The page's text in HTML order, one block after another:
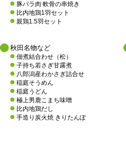
豚バラ肉 軟骨の串焼き
比内地鶏1羽セット
親鶏1.5羽セット
秋田名物など
佃煮結合わせ（松）
子持ち若さぎ甘露煮
八郎潟産わかさぎ詰合せ
稲庭そうめん
稲庭うどん
極上男鹿こまち味噌
比内地鶏だし
手造り炭火焼 きりたんぽ